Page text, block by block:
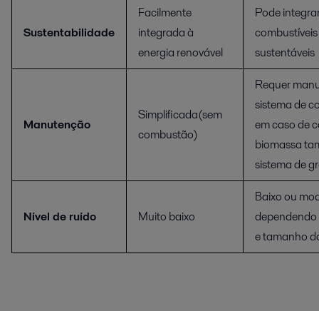
Sustentabilidade
Facilmente
integrada à
energia renovável
Pode
sustentáveis
Manutenção
Simplificada(sem
combustão)
Requer
sistema de
em caso de
biomassa
sistema de
Nível de ruído Muito baixo
Baixo ou
e tamanho